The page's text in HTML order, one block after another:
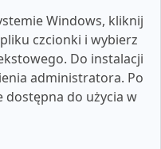
Windows, kliknij
czcionki i wybierz
Do instalacji
administratora. Po
dostępna do użycia w